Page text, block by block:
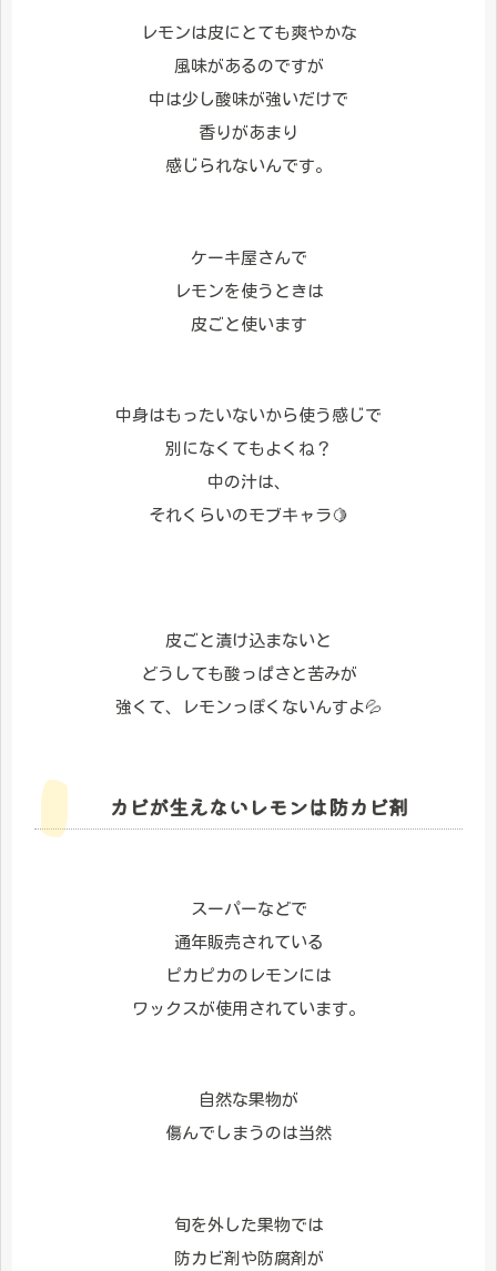
レモンは皮にとても爽やかな
風味があるのですが
中は少し酸味が強いだけで
香りがあまり
感じられないんです。
ケーキ屋さんで
レモンを使うときは
皮ごと使います
中身はもったいないから使う感じで
別になくてもよくね？
中の汁は、
それくらいのモブキャラ🍋
皮ごと漬け込まないと
どうしても酸っぱさと苦みが
強くて、レモンっぽくないんすよ💦
カビが生えないレモンは防カビ剤
スーパーなどで
通年販売されている
ピカピカのレモンには
ワックスが使用されています。
自然な果物が
傷んでしまうのは当然
旬を外した果物では
防カビ剤や防腐剤が